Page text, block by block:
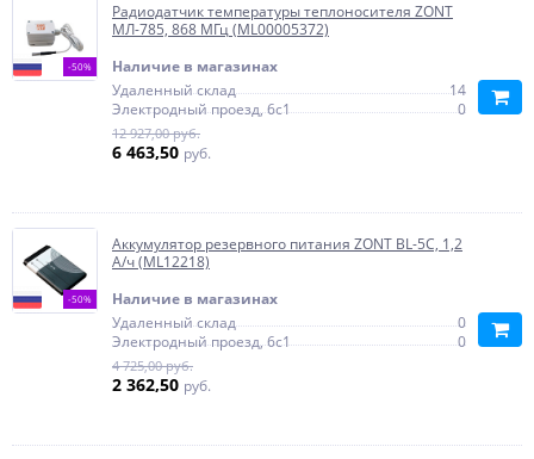
-50%
Радиодатчик температуры теплоносителя ZONT
МЛ-785, 868 МГц (ML00005372)
Наличие в магазинах
Удаленный склад
14
Электродный проезд, 6с1
0
12 927,00 руб.
6 463,50 руб.
-50%
Аккумулятор резервного питания ZONT BL-5C, 1,2
А/ч (ML12218)
Наличие в магазинах
Удаленный склад
0
Электродный проезд, 6с1
0
4 725,00 руб.
2 362,50 руб.